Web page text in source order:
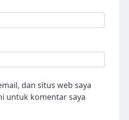
dan situs web saya
untuk komentar saya